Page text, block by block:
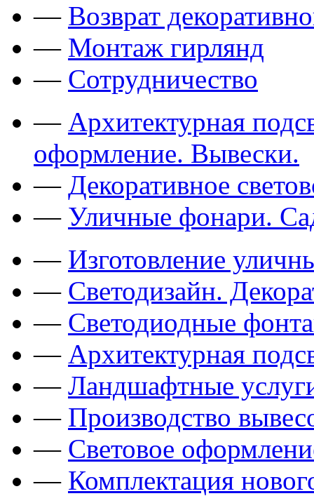
— Возврат
— Монтаж гирлянд
— Сотрудничество
— Архитектурная
оформление. Вывески.
— Декоративное
— Уличные фонари.
— Изготовление
— Светодизайн.
— Светодиодные
— Архитектурная
— Ландшафтные
— Производство
— Световое
— Комплектация